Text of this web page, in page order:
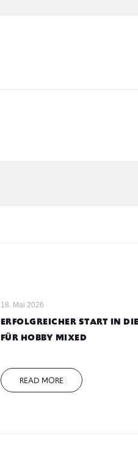
18. Mai 2026
ERFOLGREICHER START IN
FÜR HOBBY MIXED
READ MORE